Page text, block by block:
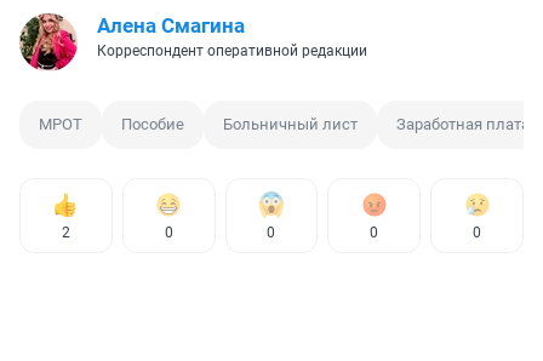
Алена Смагина
Корреспондент оперативной редакции
МРОТ Пособие Больничный лист Заработная плата
2 0 0 0 0